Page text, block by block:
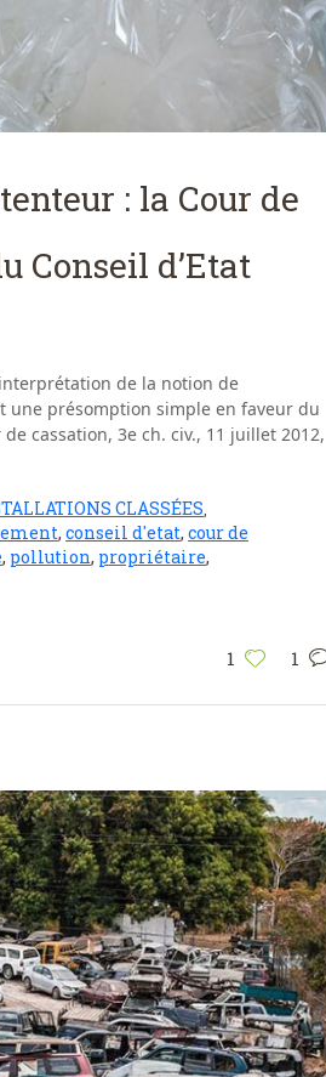
: la Cour de
Conseil d’Etat
de la notion de
une présomption simple en faveur du
cassation, 3e ch. civ., 11 juillet 2012,
CLASSÉES,
, conseil d'etat, cour de
, pollution, propriétaire,
1 1